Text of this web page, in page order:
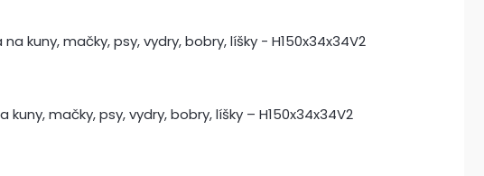
mačky, psy, vydry, bobry, líšky – H150x34x34V2